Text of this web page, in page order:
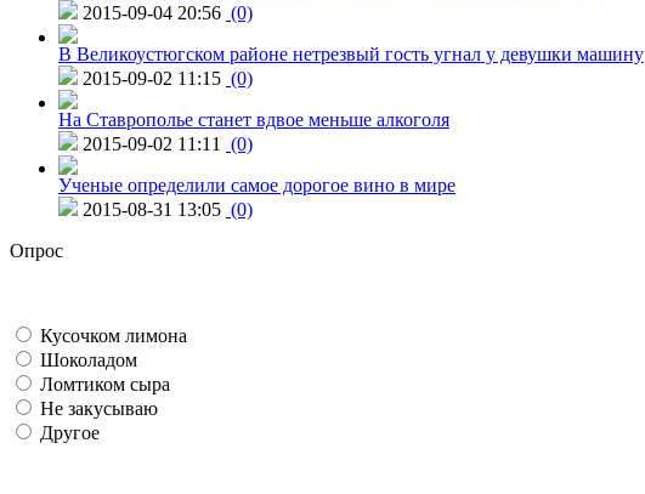
2015-09-04 20:56 (0)
В Великоустюгском районе нетрезвый гость угнал у девушки машину
2015-09-02 11:15 (0)
На Ставрополье станет вдвое меньше алкоголя
2015-09-02 11:11
(0)
Ученые определили самое дорогое вино в мире
2015-08-31 13:05 (0)
Опрос
Кусочком лимона
Шоколадом
Ломтиком сыра
Не закусываю
Другое